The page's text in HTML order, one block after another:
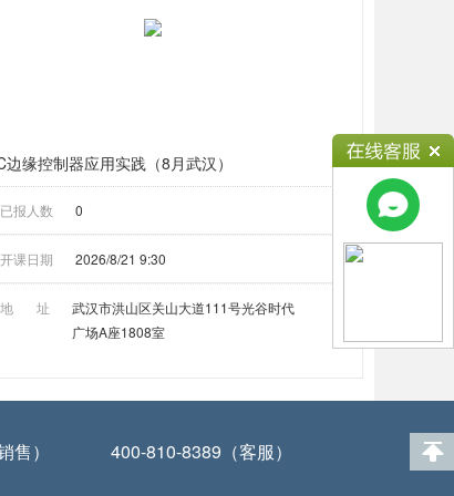
边缘控制器应用实践（8月武汉）
已报人数 0
开课日期 2026/8/21 9:30
地 址
武汉市洪山区关山大道111号光谷时代
广场A座1808室
售） 400-810-8389（客服）